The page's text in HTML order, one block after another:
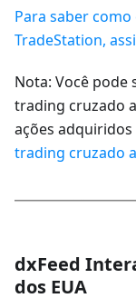
Para saber
TradeStation,
Nota: Você pode
trading cruzado
ações
trading cruzado
dxFeed
dos EUA